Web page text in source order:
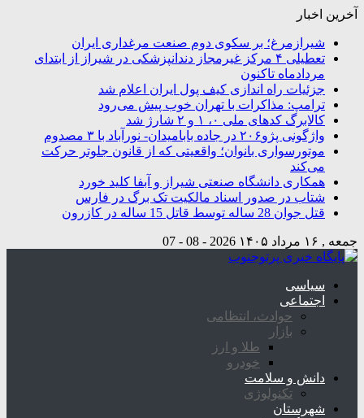
آخرین اخبار
شیرازمرغ؛ بر سکوی دوم صنعت مرغداری ایران
تعطیلی ۴ مرکز غیرمجاز دندانپزشکی در شیراز از ابتدای
مردادماه تاکنون
جزئیات راه اندازی کیف پول ایران اعلام شد
ترامپ: مذاکرات با تهران خوب پیش می‌رود
کالابرگ کدهای ملی ۰، ۱ و ۲ شارژ شد
واژگونی پژو۲۰۶ در جاده بابامیدان- نورآباد با ۳ مصدوم
موتورسواری بانوان؛ واقعیتی که از قانون جلوتر حرکت
می‌کند
همکاری دانشگاه صنعتی شیراز و آبفا کلید خورد
شتاب در صدور اسناد مالکیت تک برگ در فارس
قتل جوان 28 ساله توسط قاتل 15 ساله در کازرون
جمعه , ۱۶ مرداد ۱۴۰۵ 2026 - 08 - 07
سیاسی
اجتماعی
حوادث، انتظامی
بازار
طلا و ارز
خودرو
دانش و سلامت
تکنولوژی
شهرستان